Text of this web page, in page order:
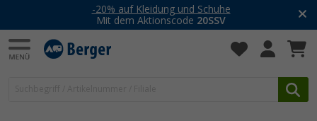
-20% auf Kleidung und Schuhe
Mit dem Aktionscode 20SSV